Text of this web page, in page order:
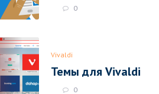
0
Vivaldi
Темы для Vivaldi
0